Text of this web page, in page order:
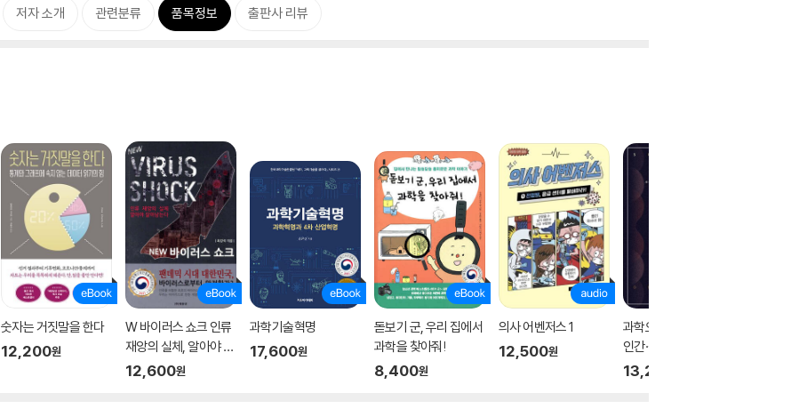
저자 소개 관련분류 품목정보 출판사 리뷰
숫자는 거짓말을 한다
12,200원
W 바이러스 쇼크 인류
재앙의 실체, 알아야 살
아남는다
12,600원
과학기술혁명
17,600원
돋보기 군, 우리 집에서
과학을 찾아줘!
8,400원
의사 어벤저스 1
12,500원
과학오디세이 라이프 :
인간·생명 그리고 마음
13,200